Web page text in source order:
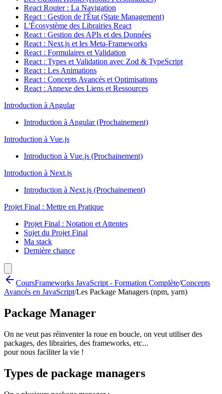
React Router : La Navigation
React : Gestion de l'État (State Management)
L'Écosystème des Librairies React
React : Gestion des APIs et des Données
React : Next.js et les Meta-Frameworks
React : Formulaires et Validation
React : Types et Validation avec Zod & TypeScript
React : Les Animations
React : Concepts Avancés et Optimisations
React : Annexe des Liens et Ressources
Introduction à Angular
Introduction à Angular (Prochainement)
Introduction à Vue.js
Introduction à Vue.js (Prochainement)
Introduction à Next.js
Introduction à Next.js (Prochainement)
Projet Final : Mettre en Pratique
Projet Final : Notation et Attentes
Sujet du Projet Final
Ma stack
Dernière chance
CoursFrameworks JavaScript - Formation Complète/Concepts
Avancés en JavaScript/Les Package Managers (npm, yarn)
Package Manager
On ne veut pas réinventer la roue en boucle, on veut utiliser des
packages, des librairies, des frameworks, etc...
pour nous faciliter la vie !
Types de package managers